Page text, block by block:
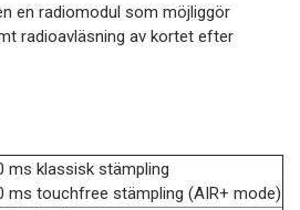
en radiomodul som möjliggör
radioavläsning av kortet efter
ms klassisk stämpling
ms touchfree stämpling (AIR+ mode)